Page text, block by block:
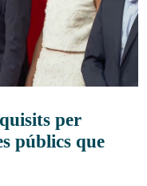
per
públics que